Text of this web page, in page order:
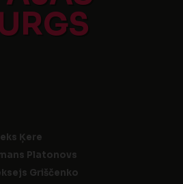
Ķere
Platonovs
Griščenko